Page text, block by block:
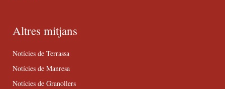
Altres mitjans
Notícies de Terrassa
Notícies de Manresa
Notícies de Granollers